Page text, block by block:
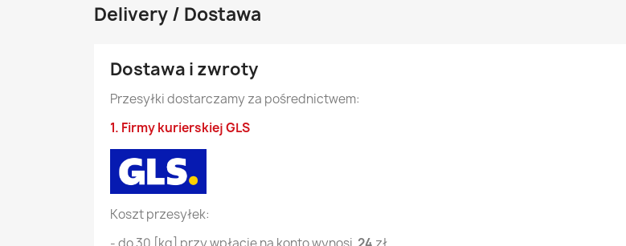
Delivery / Dostawa
Dostawa i zwroty
Przesyłki dostarczamy za pośrednictwem:
1. Firmy kurierskiej GLS
Koszt przesyłek: